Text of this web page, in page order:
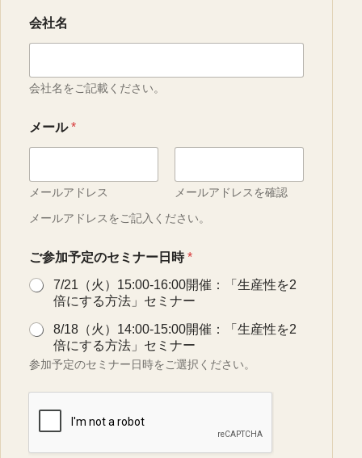
会社名
会社名をご記載ください。
メール*
メールアドレス
メールアドレスを確認
メールアドレスをご記入ください。
ご参加予定のセミナー日時*
7/21（火）15:00-16:00開催：「生産性を2
倍にする方法」セミナー
8/18（火）14:00-15:00開催：「生産性を2
倍にする方法」セミナー
参加予定のセミナー日時をご選択ください。